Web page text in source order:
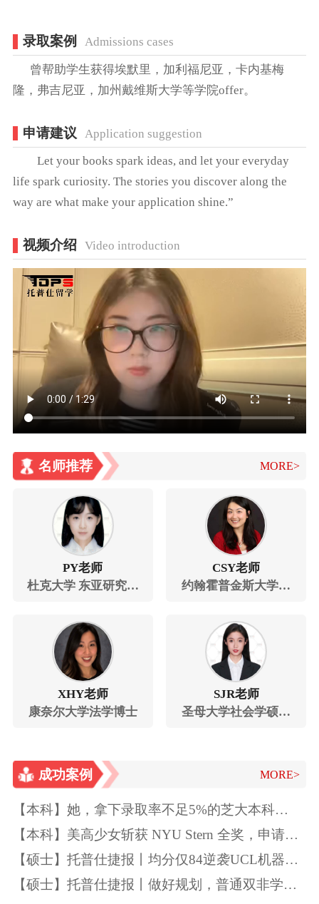
录取案例 Admissions cases
曾帮助学生获得埃默里，加利福尼亚，卡内基梅
隆，弗吉尼亚，加州戴维斯大学等学院offer。
申请建议 Application suggestion
Let your books spark ideas, and let your everyday
life spark curiosity. The stories you discover along the
way are what make your application shine.”
视频介绍 Video introduction
名师推荐 MORE>
PY老师
杜克大学 东亚研究硕
CSY老师
约翰霍普金斯大学健
士
XHY老师
康奈尔大学法学博士
SJR老师
圣母大学社会学硕士
成功案例 MORE>
【本科】她，拿下录取率不足5%的芝大本科
Offer！独一无二的特质如此“养成”~
【本科】美高少女斩获 NYU Stern 全奖，申请季
精准规划圆梦顶尖商学院
【硕士】托普仕捷报丨均分仅84逆袭UCL机器学
习
【硕士】托普仕捷报丨做好规划，普通双非学生